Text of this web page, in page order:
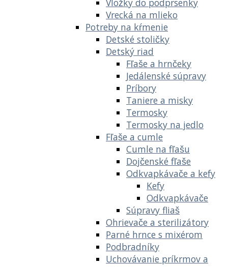
Vrecká na mlieko
Potreby na kŕmenie
Detské stoličky
Detský riad
Fľaše a hrnčeky
Jedálenské súpravy
Príbory
Taniere a misky
Termosky
Termosky na jedlo
Fľaše a cumle
Cumle na fľašu
Dojčenské fľaše
Odkvapkávače a kefy
Kefy
Odkvapkávače
Súpravy fliaš
Ohrievače a sterilizátory
Parné hrnce s mixérom
Podbradníky
Uchovávanie príkrmov a